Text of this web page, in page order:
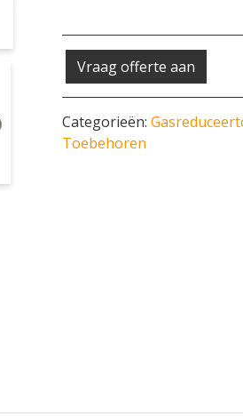
Vraag offerte aan
Categorieën:
Toebehoren